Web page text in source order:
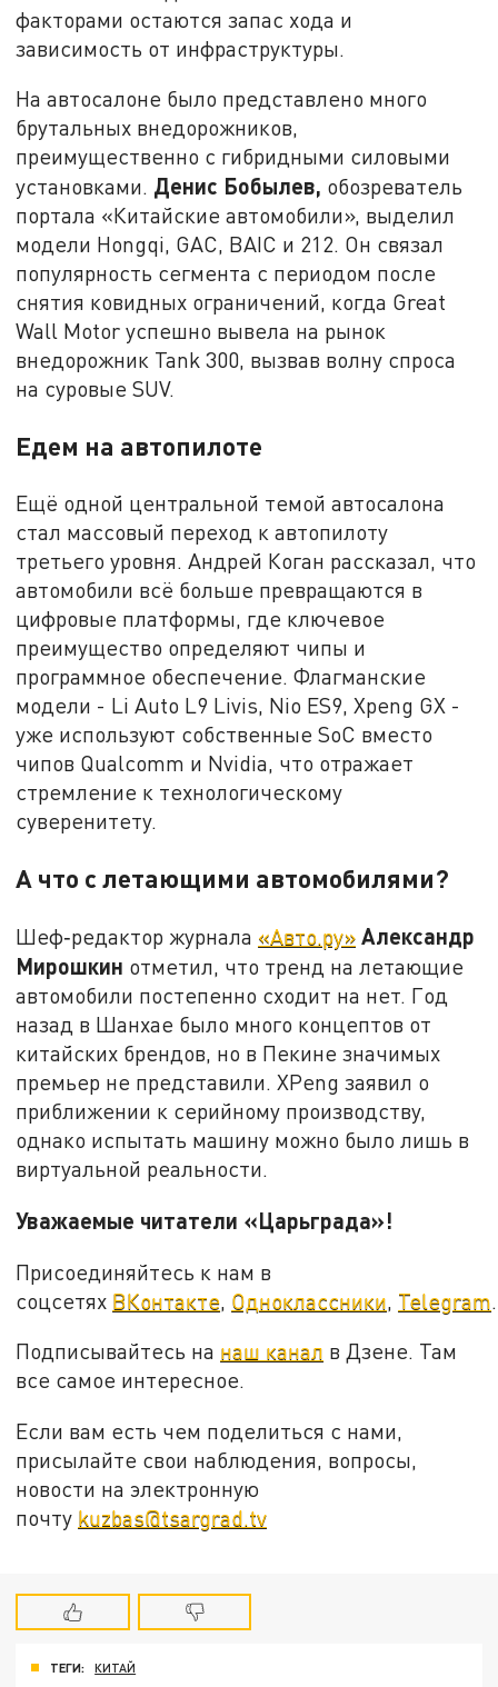
факторами остаются запас хода и
зависимость от инфраструктуры.
На автосалоне было представлено много
брутальных внедорожников,
преимущественно с гибридными силовыми
установками. Денис Бобылев, обозреватель
портала «Китайские автомобили», выделил
модели Hongqi, GAC, BAIC и 212. Он связал
популярность сегмента с периодом после
снятия ковидных ограничений, когда Great
Wall Motor успешно вывела на рынок
внедорожник Tank 300, вызвав волну спроса
на суровые SUV.
Едем на автопилоте
Ещё одной центральной темой автосалона
стал массовый переход к автопилоту
третьего уровня. Андрей Коган рассказал, что
автомобили всё больше превращаются в
цифровые платформы, где ключевое
преимущество определяют чипы и
программное обеспечение. Флагманские
модели - Li Auto L9 Livis, Nio ES9, Xpeng GX -
уже используют собственные SoC вместо
чипов Qualcomm и Nvidia, что отражает
стремление к технологическому
суверенитету.
А что с летающими автомобилями?
Шеф‑редактор журнала «Авто.ру» Александр
Мирошкин отметил, что тренд на летающие
автомобили постепенно сходит на нет. Год
назад в Шанхае было много концептов от
китайских брендов, но в Пекине значимых
премьер не представили. XPeng заявил о
приближении к серийному производству,
однако испытать машину можно было лишь в
виртуальной реальности.
Уважаемые читатели «Царьграда»!
Присоединяйтесь к нам в
соцсетях ВКонтакте, Одноклассники, Telegram.
Подписывайтесь на наш канал в Дзене. Там
все самое интересное.
Если вам есть чем поделиться с нами,
присылайте свои наблюдения, вопросы,
новости на электронную
почту kuzbas@tsargrad.tv
ТЕГИ: КИТАЙ